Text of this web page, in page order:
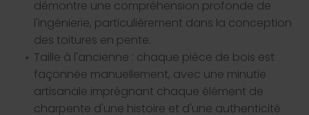
démontre une compréhension profonde de
l'ingénierie, particulièrement dans la conception
des toitures en pente.
Taille à l'ancienne : chaque pièce de bois est
façonnée manuellement, avec une minutie
artisanale imprégnant chaque élément de
charpente d'une histoire et d'une authenticité